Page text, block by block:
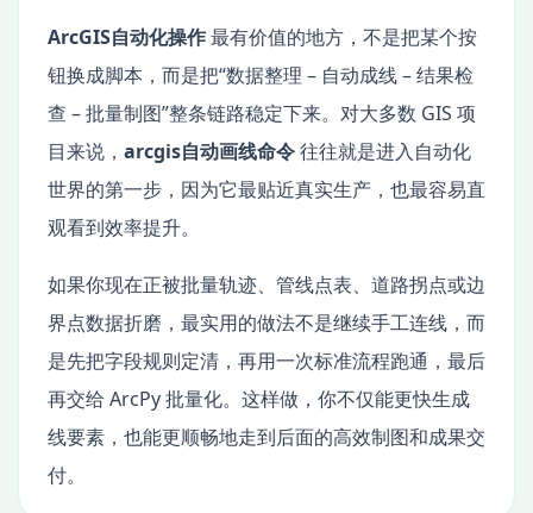
ArcGIS自动化操作最有价值的地方，不是把某个按
钮换成脚本，而是把“数据整理 – 自动成线 – 结果检
查 – 批量制图”整条链路稳定下来。对大多数 GIS 项
目来说， arcgis自动画线命令往往就是进入自动化
世界的第一步，因为它最贴近真实生产，也最容易直
观看到效率提升。
如果你现在正被批量轨迹、管线点表、道路拐点或边
界点数据折磨，最实用的做法不是继续手工连线，而
是先把字段规则定清，再用一次标准流程跑通，最后
再交给 ArcPy 批量化。这样做，你不仅能更快生成
线要素，也能更顺畅地走到后面的高效制图和成果交
付。